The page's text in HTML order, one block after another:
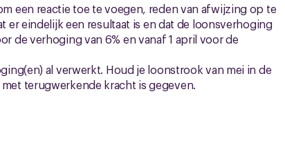
een reactie toe te voegen, reden van afwijzing op te
er eindelijk een resultaat is en dat de loonsverhoging
de verhoging van 6% en vanaf 1 april voor de
al verwerkt. Houd je loonstrook van mei in de
terugwerkende kracht is gegeven.